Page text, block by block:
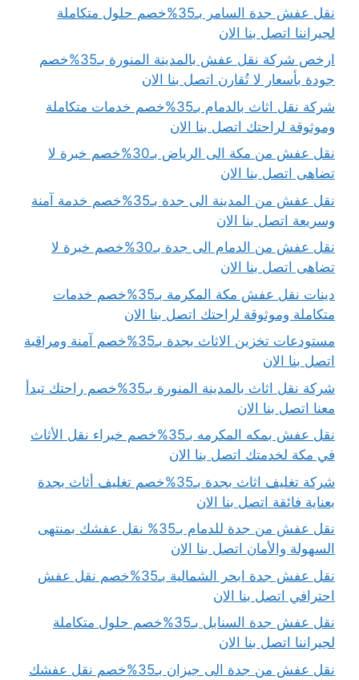
نقل عفش جدة السامر بـ35%خصم حلول متكاملة
لجيراننا اتصل بنا الان
ارخص شركة نقل عفش بالمدينة المنورة بـ35%خصم
جودة بأسعار لا تُقارن اتصل بنا الان
شركة نقل اثاث بالدمام بـ35%خصم خدمات متكاملة
وموثوقة لراحتك اتصل بنا الان
نقل عفش من مكة الى الرياض بـ30%خصم خبرة لا
تضاهى اتصل بنا الان
نقل عفش من المدينة الى جدة بـ35%خصم خدمة آمنة
وسريعة اتصل بنا الان
نقل عفش من الدمام الى جدة بـ30%خصم خبرة لا
تضاهى اتصل بنا الان
دينات نقل عفش مكة المكرمة بـ35%خصم خدمات
متكاملة وموثوقة لراحتك اتصل بنا الان
مستودعات تخزين الاثاث بجدة بـ35%خصم آمنة ومراقبة
اتصل بنا الان
شركة نقل اثاث بالمدينة المنورة بـ35%خصم راحتك تبدأ
معنا اتصل بنا الان
نقل عفش بمكه المكرمه بـ35%خصم خبراء نقل الأثاث
في مكة لخدمتك اتصل بنا الان
شركة تغليف اثاث بجدة بـ35%خصم تغليف أثاث بجدة
بعناية فائقة اتصل بنا الان
نقل عفش من جدة للدمام بـ35% نقل عفشك بمنتهى
السهولة والأمان اتصل بنا الان
نقل عفش جدة ابحر الشمالية بـ35%خصم نقل عفش
احترافي اتصل بنا الان
نقل عفش جدة السنابل بـ35%خصم حلول متكاملة
لجيراننا اتصل بنا الان
نقل عفش من جدة الى جيزان بـ35%خصم نقل عفشك